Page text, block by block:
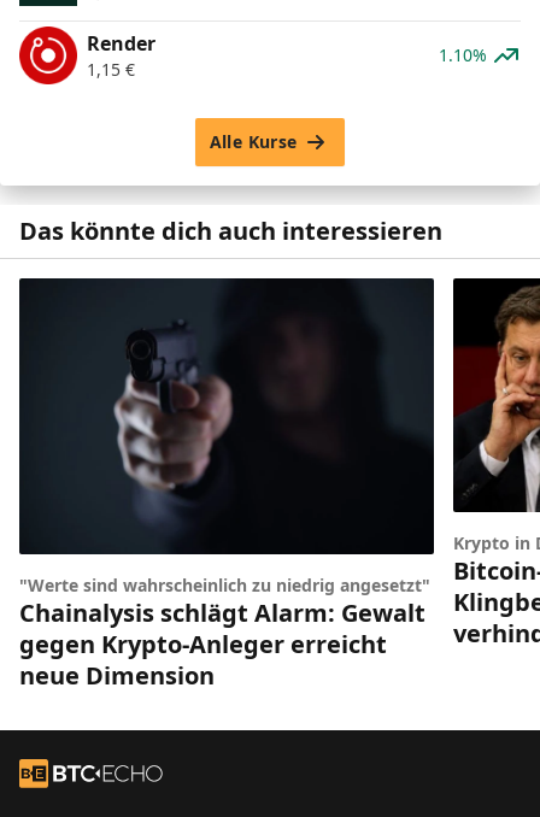
Render
1,15 €
1.10%
Alle Kurse
Das könnte dich auch interessieren
"Werte sind wahrscheinlich zu niedrig angesetzt"
Chainalysis schlägt Alarm: Gewalt
gegen Krypto-Anleger erreicht
neue Dimension
Krypto in
Zur Startseite